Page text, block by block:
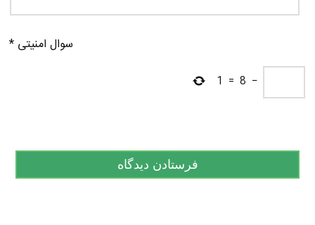
سوال امنیتی *
−
8
=
1